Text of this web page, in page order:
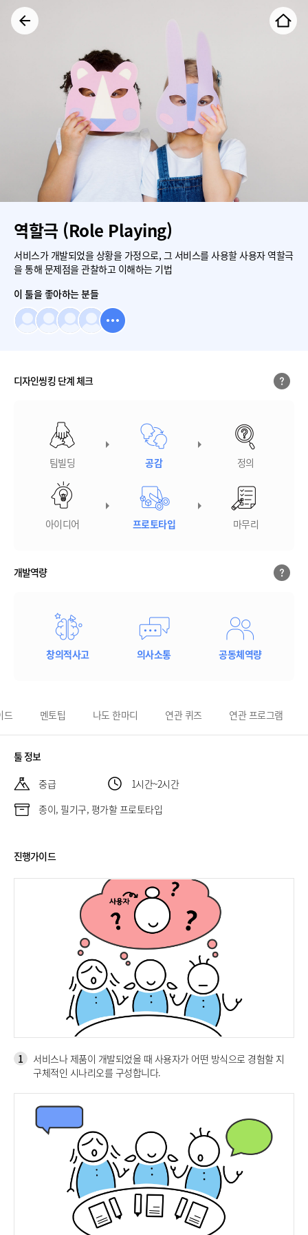
역할극 (Role Playing)
서비스가 개발되었을 상황을 가정으로, 그 서비스를 사용할 사용자 역할극
을 통해 문제점을 관찰하고 이해하는 기법
이 툴을 좋아하는 분들
디자인씽킹 단계 체크
팀빌딩 공감 정의
아이디어 프로토타입 마무리
개발역량
창의적사고 의사소통 공동체역량
드 멘토팁 나도 한마디 연관 퀴즈 연관 프로그램
툴 정보
중급
1시간~2시간
종이, 필기구, 평가할 프로토타입
진행가이드
1
서비스나 제품이 개발되었을 때 사용자가 어떤 방식으로 경험할 지
구체적인 시나리오를 구성합니다.